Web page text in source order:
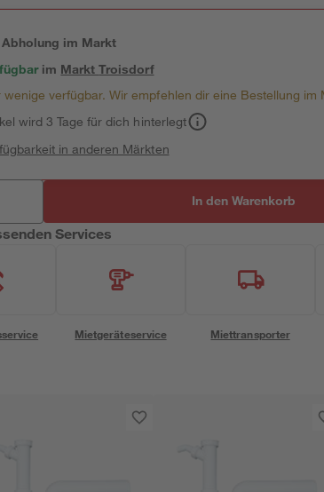
Abholung im Markt
im MarktTroisdorf
wenige verfügbar. Wir empfehlen dir eine Bestellung im
wird 3 Tage für dich hinterlegt
in anderen Märkten
In den Warenkorb
Services
Mietgeräteservice Miettransporter